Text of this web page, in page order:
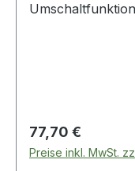
Entfernung 72
235 mm ·
Weitere
Regulärer Preis:
77,70 €
Preise inkl. MwSt.